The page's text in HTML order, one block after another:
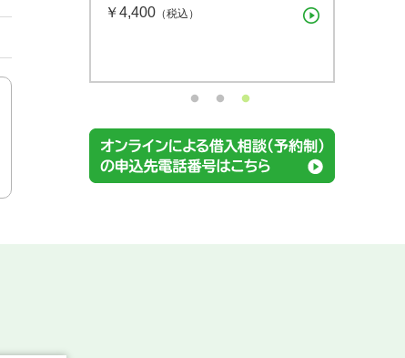
房（600g）（7月下旬〜8月上
インマスカットセット 各１房
￥4,400 （税込）